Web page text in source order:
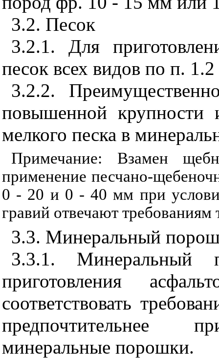
3.2. Песок
3.2.1. Для
песок всех видов по п. 1.2
3.2.2.
повышенной крупности
мелкого песка в
Примечание: Взамен
применение песчано-
0 - 20 и 0 - 40 мм при
гравий отвечают требованиям
3.3. Минеральный
3.3.1. Минеральный
приготовления
соответствовать
предпочтительнее
минеральные порошки.